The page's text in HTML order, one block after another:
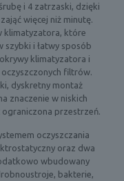
i 4 zatrzaski, dzięki
więcej niż minutę.
klimatyzatora, które
szybki i łatwy sposób
klimatyzatora i
filtrów.
dyskretny montaż
znaczenie w niskich
przestrzeń.
oczyszczania
oraz dwa
wbudowany
bakterie,